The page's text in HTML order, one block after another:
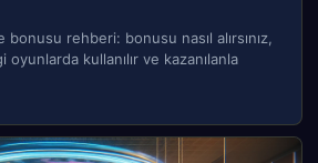
rehberi: bonusu nasıl alırsınız,
oyunlarda kullanılır ve kazanılanla